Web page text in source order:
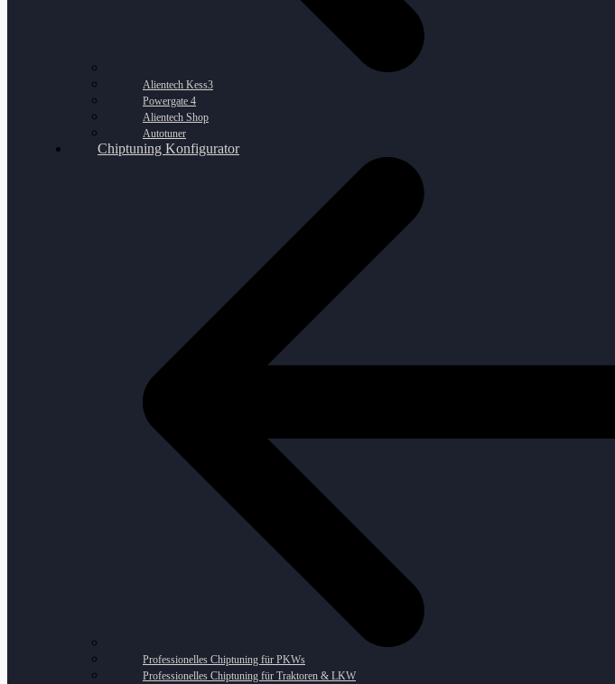
Alientech Kess3
Powergate 4
Alientech Shop
Autotuner
Chiptuning Konfigurator
Professionelles Chiptuning für PKWs
Professionelles Chiptuning für Traktoren & LKW